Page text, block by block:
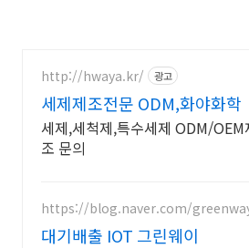
http://hwaya.kr/ 광고
세제제조전문 ODM,화야화학
세제,세척제,특수세제 ODM/OEM
조 문의
https://blog.naver.com/
대기배출 IOT 그린웨이